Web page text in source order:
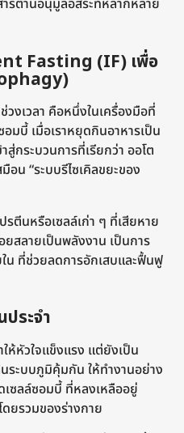
ารต้านอนุมูลอิสระที่หลากหลาย
Fasting (IF) เพื่อ
วงเวลา คือหนึ่งในเครื่องมือที่
มบี้ เมื่อเราหยุดกินอาหารเป็น
สู่กระบวนการที่เรียกว่า ออโต
น “ระบบรีไซเคิลขยะของ
รตีนหรือเซลล์เก่า ๆ ที่เสียหาย
สลายเป็นพลังงาน เป็นการ
น ที่ช่วยลดการอักเสบและฟื้นฟู
ระจำ
ห้หัวใจแข็งแรง แต่ยังเป็น
ระบบภูมิคุ้มกัน ให้ทำงานอย่าง
ซลล์ซอมบี้ ที่หลงเหลืออยู่
ยรวมของร่างกาย